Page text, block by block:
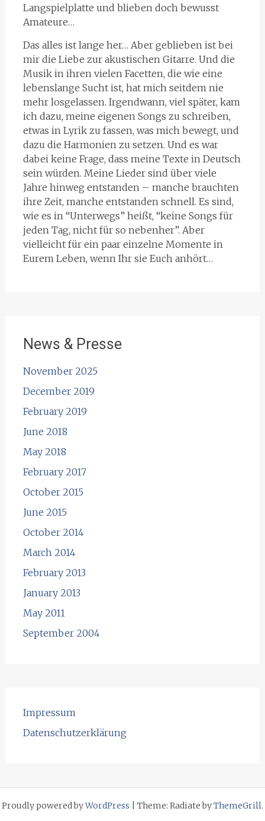
Langspielplatte und blieben doch bewusst
Amateure…
Das alles ist lange her… Aber geblieben ist bei
mir die Liebe zur akustischen Gitarre. Und die
Musik in ihren vielen Facetten, die wie eine
lebenslange Sucht ist, hat mich seitdem nie
mehr losgelassen. Irgendwann, viel später, kam
ich dazu, meine eigenen Songs zu schreiben,
etwas in Lyrik zu fassen, was mich bewegt, und
dazu die Harmonien zu setzen. Und es war
dabei keine Frage, dass meine Texte in Deutsch
sein würden. Meine Lieder sind über viele
Jahre hinweg entstanden – manche brauchten
ihre Zeit, manche entstanden schnell. Es sind,
wie es in “Unterwegs” heißt, “keine Songs für
jeden Tag, nicht für so nebenher”. Aber
vielleicht für ein paar einzelne Momente in
Eurem Leben, wenn Ihr sie Euch anhört…
News & Presse
November 2025
December 2019
February 2019
June 2018
May 2018
February 2017
October 2015
June 2015
October 2014
March 2014
February 2013
January 2013
May 2011
September 2004
Impressum
Datenschutzerklärung
Proudly powered byWordPress Theme: Radiate byThemeGrill.